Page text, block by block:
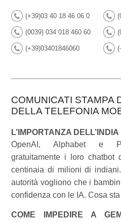
(+39)03 40 18 46 06 0
(0039) 034 018 460 60
(+39)03401846060
COMUNICATI STAMPA
DELLA TELEFONIA
L’IMPORTANZA
OpenAI, Alphabet e
gratuitamente i loro chatbot
centinaia di milioni di
autorità vogliono che i
confidenza con le IA. Cosa
COME IMPEDIRE A